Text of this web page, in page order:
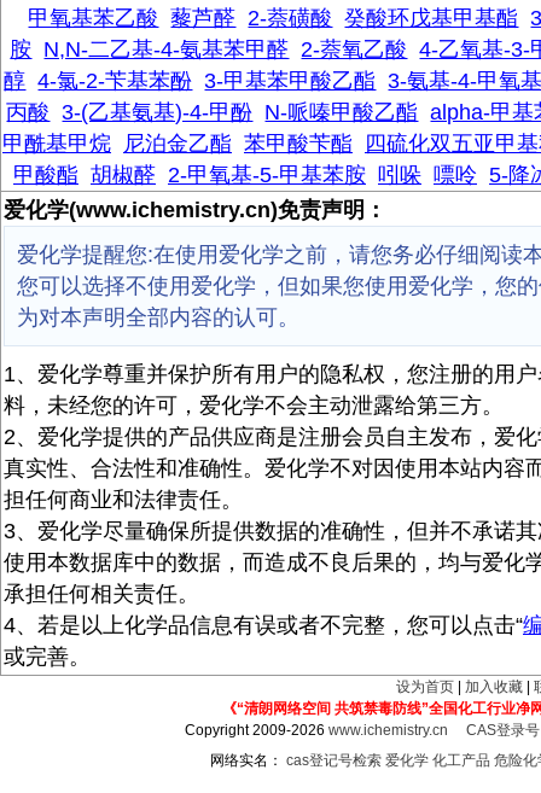
甲氧基苯乙酸 藜芦醛 2-萘磺酸 癸酸环戊基甲基酯
胺 N,N-二乙基-4-氨基苯甲醛 2-萘氧乙酸 4-乙氧基-3-
醇 4-氯-2-苄基苯酚 3-甲基苯甲酸乙酯 3-氨基-4-甲氧
丙酸 3-(乙基氨基)-4-甲酚 N-哌嗪甲酸乙酯 alpha-甲基
甲酰基甲烷 尼泊金乙酯 苯甲酸苄酯
四硫化双五亚甲
甲酸酯 胡椒醛 2-甲氧基-5-甲基苯胺 吲哚 嘌呤 5-降
爱化学(www.ichemistry.cn)免责声明：
爱化学提醒您:在使用爱化学之前，请您务必仔细阅读
您可以选择不使用爱化学，但如果您使用爱化学，您
为对本声明全部内容的认可。
1、爱化学尊重并保护所有用户的隐私权，您注册的用
料，未经您的许可，爱化学不会主动泄露给第三方。
2、爱化学提供的产品供应商是注册会员自主发布，爱
真实性、合法性和准确性。爱化学不对因使用本站内容
担任何商业和法律责任。
3、爱化学尽量确保所提供数据的准确性，但并不承诺
使用本数据库中的数据，而造成不良后果的，均与爱化
承担任何相关责任。
4、若是以上化学品信息有误或者不完整，您可以点击“
或完善。
设为首页 加入收藏
《“清朗网络空间 共筑禁毒防线”全国化工行业净
Copyright 2009-2026www.ichemistry.cn
CAS登录
网络实名： cas登记号检索 爱化学 化工产品 危险化